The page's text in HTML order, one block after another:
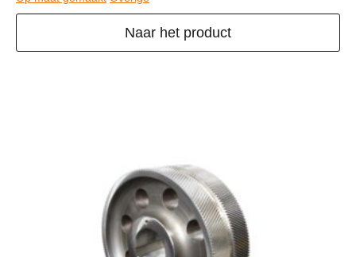
Naar het product